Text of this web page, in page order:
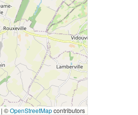
| ©OpenStreetMapcontributors